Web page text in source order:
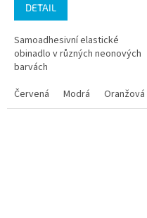
DETAIL
Samoadhesivní elastické
obinadlo v různých neonových
barvách
Červená
Modrá Oranžová